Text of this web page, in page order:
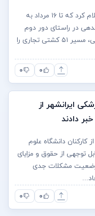
ستاد فرماندهی مرکزی آمریکا، سنتکام، اعلام کرد که تا ۱۶ مرداد به
فرماندهی در راستای دور دوم
اعمال محاصره دریایی علیه جمهوری اسلامی، مسیر ۵۱ کشتی تجاری را
۰ ۰
ایرانشهر از
دادند
دانشگاه علوم
توجهی از حقوق و مزایای
وضعیت مشکلات جدی
۰ ۰